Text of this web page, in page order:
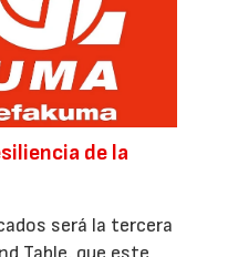
de la
será la tercera